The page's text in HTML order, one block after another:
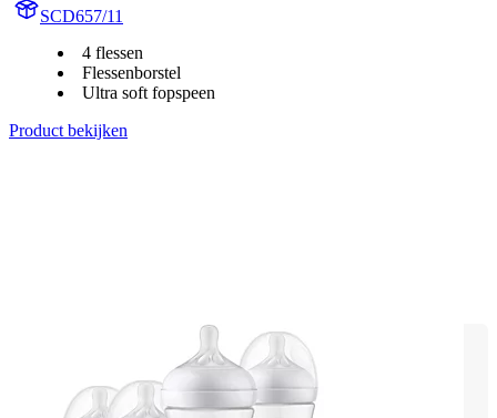
SCD657/11
4 flessen
Flessenborstel
Ultra soft fopspeen
Product bekijken